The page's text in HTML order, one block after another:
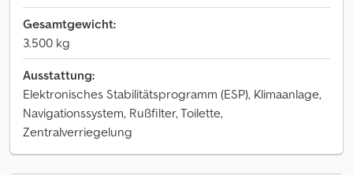
Gesamtgewicht:
3.500 kg
Ausstattung:
Elektronisches Stabilitätsprogramm (ESP), Klimaanlage,
Navigationssystem, Rußfilter, Toilette,
Zentralverriegelung